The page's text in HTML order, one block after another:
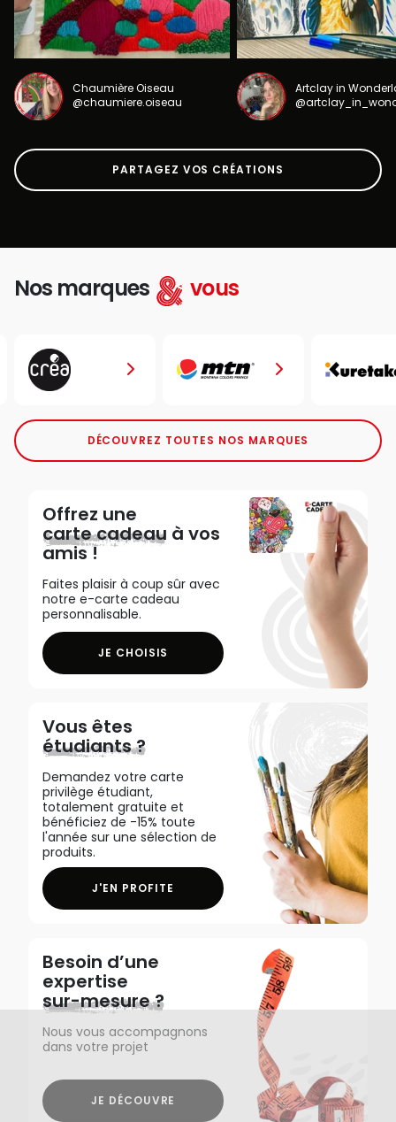
Chaumière Oiseau
@chaumiere.oiseau
Artclay in
PARTAGEZ VOS CRÉATIONS
Nos marques vous
DÉCOUVREZ TOUTES NOS MARQUES
Offrez une
carte cadeau à vos
amis !
Faites plaisir à coup sûr avec
notre e-carte cadeau
personnalisable.
JE CHOISIS
Vous êtes
étudiants ?
Demandez votre carte
privilège étudiant,
totalement gratuite et
bénéficiez de -15% toute
l'année sur une sélection de
produits.
J'EN PROFITE
Besoin d’une
expertise
sur-mesure ?
Nous vous accompagnons
dans votre projet
JE DÉCOUVRE